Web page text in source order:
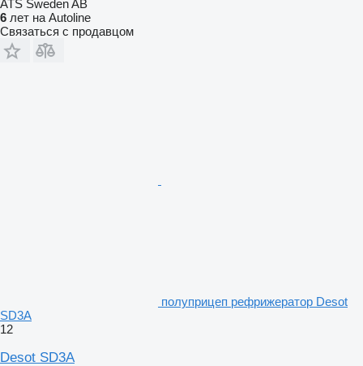
ATS Sweden AB
6 лет на Autoline
Связаться с продавцом
полуприцеп рефрижератор Desot
SD3A
12
Desot SD3A